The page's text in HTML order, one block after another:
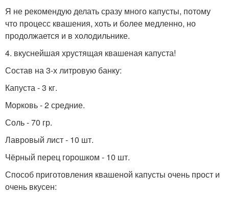
Я не рекомендую делать сразу много капусты, потому
что процесс квашения, хоть и более медленно, но
продолжается и в холодильнике.
4. вкуснейшая хрустящая квашеная капуста!
Состав на 3-х литровую банку:
Капуста - 3 кг.
Морковь - 2 средние.
Соль - 70 гр.
Лавровый лист - 10 шт.
Чёрный перец горошком - 10 шт.
Способ приготовления квашеной капусты очень прост и
очень вкусен: